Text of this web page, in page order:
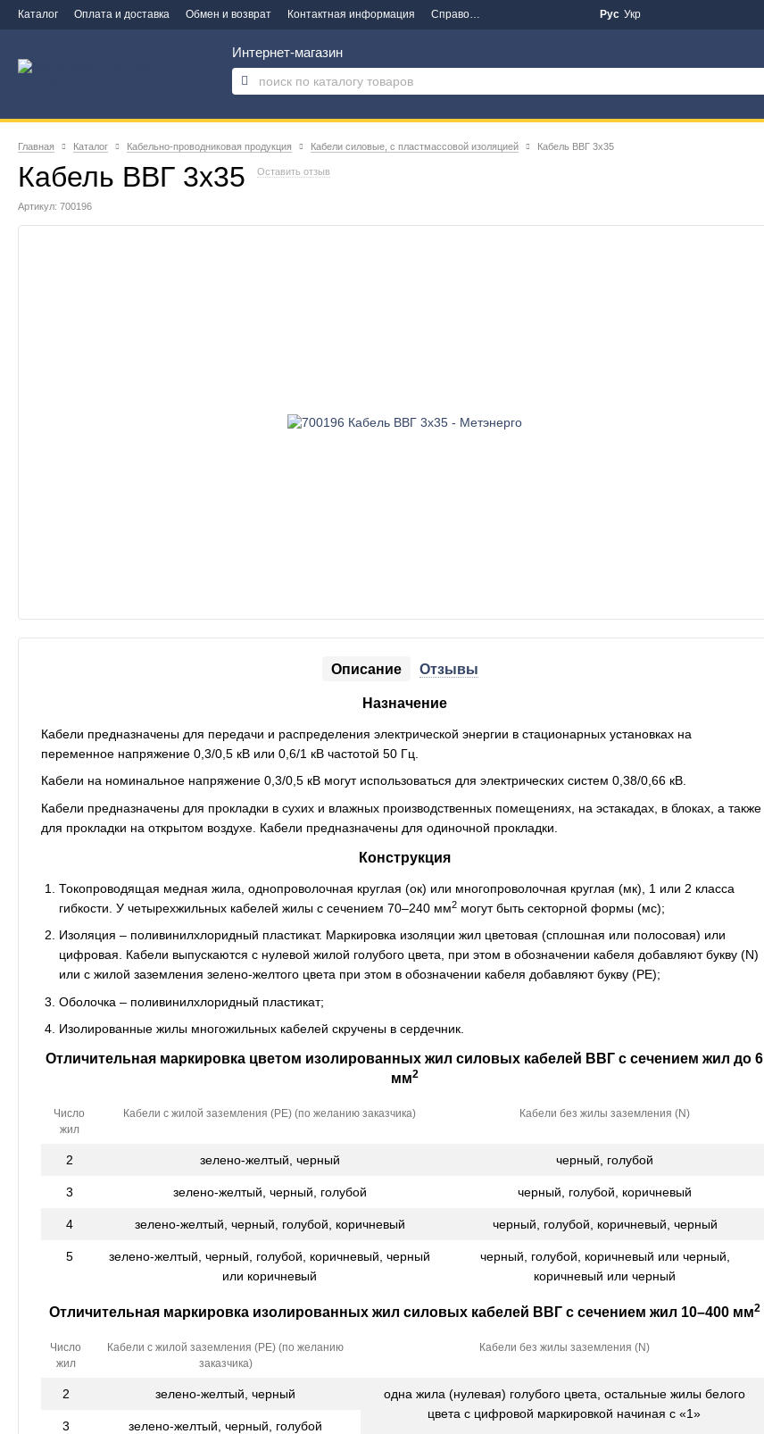
Каталог Оплата и доставка Обмен и возврат Контактная информация Справочная информация Новости
Рус Укр
Интернет-магазин
Главная Каталог Кабельно-проводниковая продукция Кабели силовые, с пластмассовой изоляцией Кабель ВВГ 3х35
Кабель ВВГ 3х35 Оставить отзыв
Артикул: 700196
Описание Отзывы
Назначение
Кабели предназначены для передачи и распределения электрической энергии в стационарных установках на
переменное напряжение 0,3/0,5 кВ или 0,6/1 кВ частотой 50 Гц.
Кабели на номинальное напряжение 0,3/0,5 кВ могут использоваться для электрических систем 0,38/0,66 кВ.
Кабели предназначены для прокладки в сухих и влажных производственных помещениях, на эстакадах, в блоках, а также
для прокладки на открытом воздухе. Кабели предназначены для одиночной прокладки.
Конструкция
Токопроводящая медная жила, однопроволочная круглая (ок) или многопроволочная круглая (мк), 1 или 2 класса
гибкости. У четырехжильных кабелей жилы с сечением 70–240 мм2 могут быть секторной формы (мс);
Изоляция – поливинилхлоридный пластикат. Маркировка изоляции жил цветовая (сплошная или полосовая) или
цифровая. Кабели выпускаются с нулевой жилой голубого цвета, при этом в обозначении кабеля добавляют букву (N)
или с жилой заземления зелено-желтого цвета при этом в обозначении кабеля добавляют букву (РЕ);
Оболочка – поливинилхлоридный пластикат;
Изолированные жилы многожильных кабелей скручены в сердечник.
Отличительная маркировка цветом изолированных жил силовых кабелей ВВГ с сечением жил до 6
мм2
Число
жил
Кабели с жилой заземления (РЕ) (по желанию заказчика) Кабели без жилы заземления (N)
2 зелено-желтый, черный черный, голубой
3 зелено-желтый, черный, голубой черный, голубой, коричневый
4 зелено-желтый, черный, голубой, коричневый черный, голубой, коричневый, черный
5
зелено-желтый, черный, голубой, коричневый, черный
или коричневый
черный, голубой, коричневый или черный,
коричневый или черный
Отличительная маркировка изолированных жил силовых кабелей ВВГ с сечением жил 10–400 мм2
Число
жил
Кабели с жилой заземления (РЕ) (по желанию
заказчика)
Кабели без жилы заземления (N)
2 зелено-желтый, черный
одна жила (нулевая) голубого цвета, остальные жилы белого
цвета с цифровой маркировкой начиная с «1»
3
зелено-желтый, черный, голубой